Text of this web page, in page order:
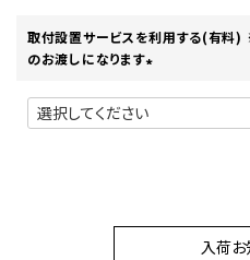
取付設置サービスを利用する(有料
のお渡しになります
必
須
入荷お